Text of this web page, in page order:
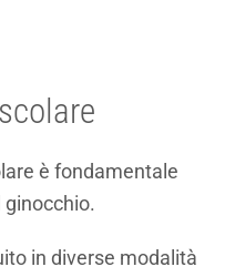
è fondamentale
in diverse modalità